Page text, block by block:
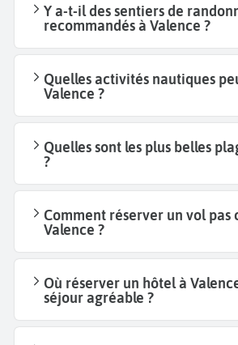
Y a-t-il des sentiers de
recommandés à Valence ?
Quelles activités nautiques
Valence ?
Quelles sont les plus belles
?
Comment réserver un vol pas
Valence ?
Où réserver un hôtel à
séjour agréable ?